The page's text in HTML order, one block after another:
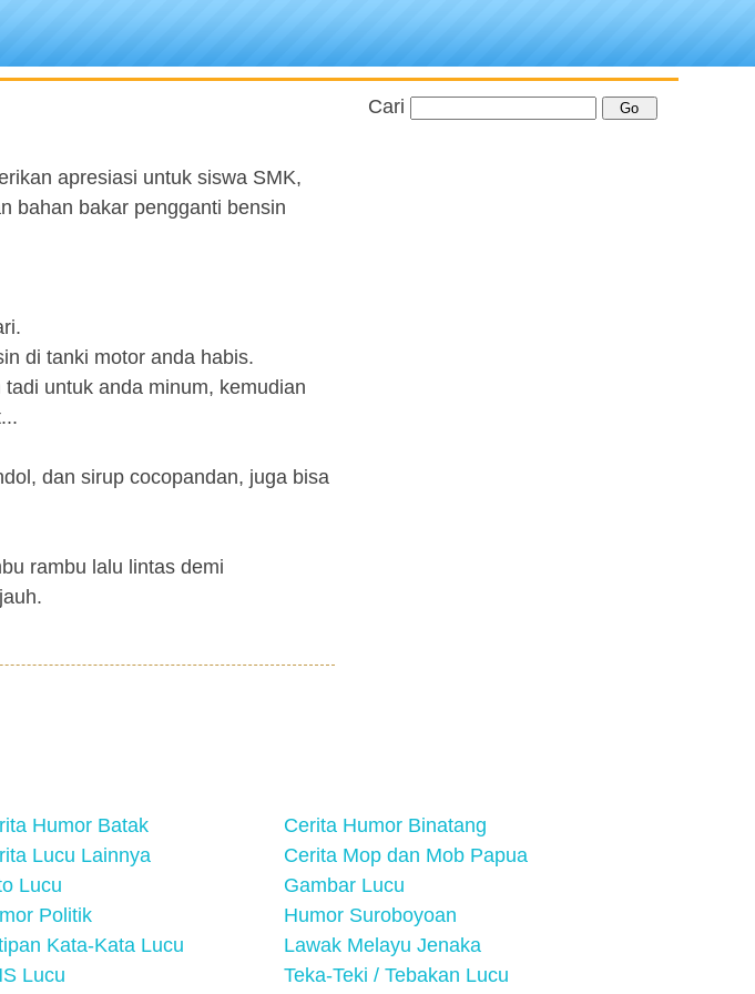
apresiasi untuk siswa SMK,
bahan bakar pengganti bensin
di tanki motor anda habis.
untuk anda minum, kemudian
dan sirup cocopandan, juga bisa
rambu lalu lintas demi
Cari
Humor Batak
Cerita Humor Binatang
Lucu Lainnya
Cerita Mop dan Mob Papua
Lucu
Gambar Lucu
Politik
Humor Suroboyoan
Kata-Kata Lucu
Lawak Melayu Jenaka
Lucu Teka-Teki / Tebakan Lucu